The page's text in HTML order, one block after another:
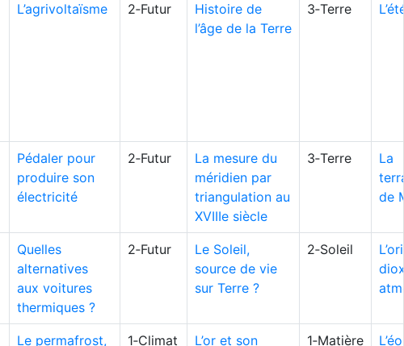
L’agrivoltaïsme 2‑Futur
Histoire de
l’âge de la Terre
3‑Terre
Pédaler pour
produire son
électricité
2‑Futur
La mesure du
méridien par
triangulation au
XVIIIe siècle
3‑Terre
La
de
Quelles
alternatives
aux voitures
thermiques ?
2‑Futur
Le Soleil,
source de vie
sur Terre ?
2‑Soleil
Le permafrost, 1‑Climat L’or et son 1‑Matière